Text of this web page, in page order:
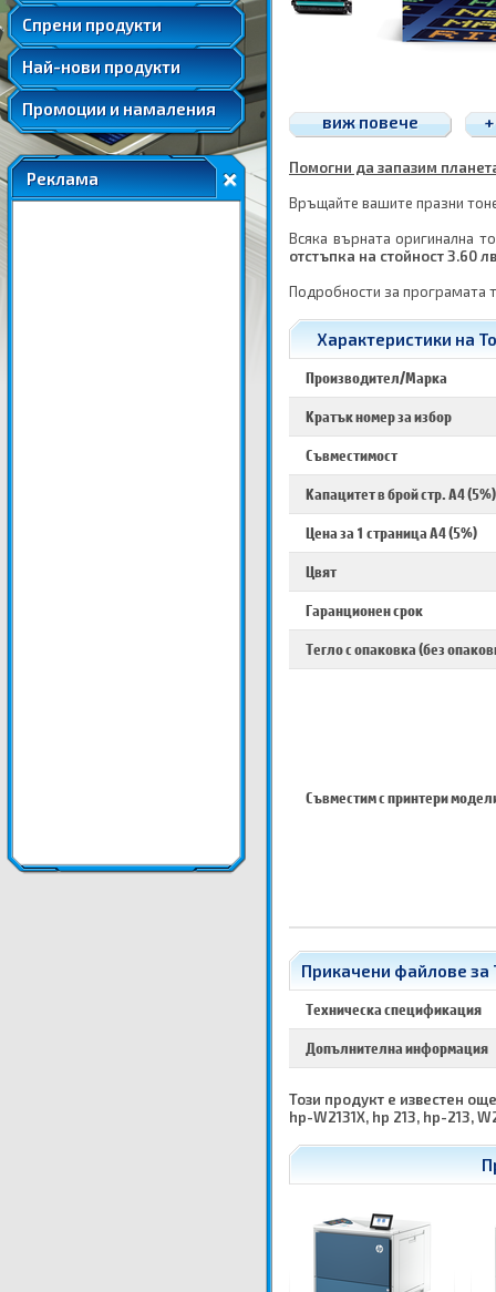
Спрени продукти
Удължени и допълнителни гаранции
Най-нови продукти
Промоции и намаления
Реклама
виж повече
Помогни да запазим
Връщайте вашите празни
Всяка върната оригинална
отстъпка на стойност 3.60
Подробности за програмата
Характеристики на
Производител/Марка
Кратък номер за избор
Съвместимост
Капацитет в брой стр. A4 (5%)
Цена за 1 страница A4 (5%)
Цвят
Гаранционен срок
Тегло с опаковка (без
Съвместим с принтери
Прикачени файлове за
Техническа спецификация
Допълнителна информация
Този продукт е известен още
hp-W2131X, hp 213, hp-213,